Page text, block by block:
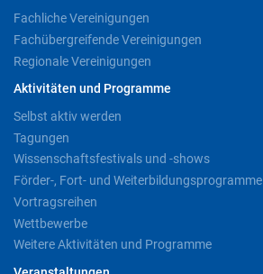
Fachliche Vereinigungen
Fachübergreifende Vereinigungen
Regionale Vereinigungen
Aktivitäten und Programme
Selbst aktiv werden
Tagungen
Wissenschaftsfestivals und -shows
Förder-, Fort- und Weiterbildungsprogramme
Vortragsreihen
Wettbewerbe
Weitere Aktivitäten und Programme